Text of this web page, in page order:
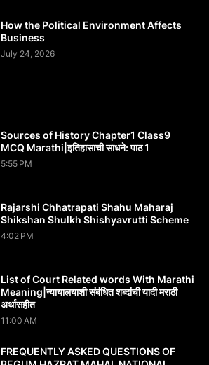
How the Political Environment Affects
Business
July 24, 2026
Sources of History Chapter1 Class9
MCQ Marathi|इतिहासाची साधने: पाठ 1
5:55 PM
Rajarshi Chhatrapati Shahu Maharaj
Shikshan Shulkh Shishyavrutti Scheme
4:02 PM
List of Court Related words With Marathi
Meaning|न्यायालयाशी संबंधित शब्दांची यादी मराठी
अर्थासहीत
11:00 AM
FREQUENTLY ASKED QUESTIONS OF